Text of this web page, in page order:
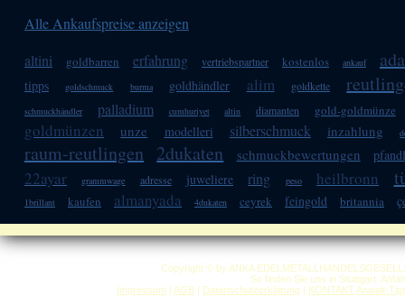
Alle Ankaufspreise anzeigen
altini
goldbarren erfahrung vertriebspartner kostenlos ankauf
tipps goldschmuck burma goldhändler alim goldkette
schmuckhändler palladium cumhuriyet altin diamanten gold-goldmünze
goldmünzen unze modelleri silberschmuck inzahlung
raum-reutlingen 2dukaten schmuckbewertungen
22ayar grammwage adresse juweliere ring peso heilbronn
1brillant kaufen almanyada 4dukaten ceyrek feingold britannia
Copyright © by ANKA
So finden Sie uns in Stuttgart:
Impressum | AGB | Datenschutzerklärung | KONTAKT Anwalt-